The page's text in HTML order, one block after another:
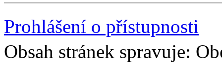
Prohlášení o přístupnosti
Obsah stránek spravuje: